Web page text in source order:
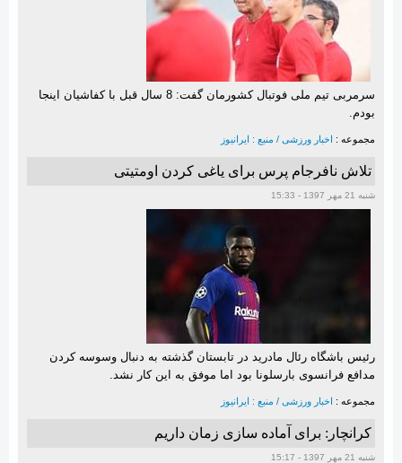
سرمربی تیم ملی فوتبال کشورمان گفت: 8 سال قبل با کفاشیان اینجا
بودم.
مجموعه : اخبار ورزشی / منبع : ایرانیوز
تلاش نافرجام پرس برای یاغی کردن اومتیتی
شنبه 21 مهر 1397 - 15:33
رئیس باشگاه رئال مادرید در تابستان گذشته به دنبال وسوسه کردن
مدافع فرانسوی بارسلونا بود اما موفق به این کار نشد.
مجموعه : اخبار ورزشی / منبع : ایرانیوز
کرانچار: برای آماده سازی زمان داریم
شنبه 21 مهر 1397 - 15:17